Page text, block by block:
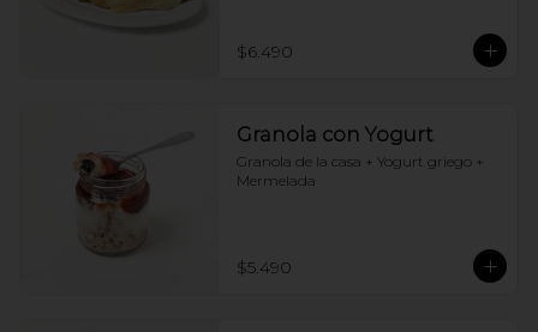
$6.490
Granola con Yogurt
Granola de la casa + Yogurt griego +
Mermelada
$5.490